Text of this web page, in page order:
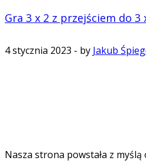
Gra 3 x 2 z przejściem do 3
4 stycznia 2023 - by Jakub
Nasza strona powstała z